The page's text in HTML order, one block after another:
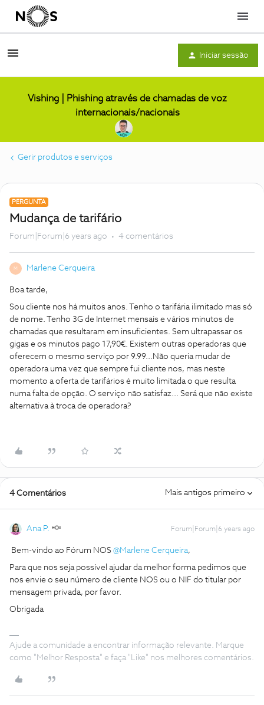
Menu
Iniciar sessão
Vishing | Phishing através de chamadas de voz
internacionais/nacionais
Gerir produtos e serviços
PERGUNTA
Mudança de tarifário
Forum|Forum|6 years ago 4 comentários
M Marlene Cerqueira
Boa tarde,
Sou cliente nos há muitos anos. Tenho o tarifária ilimitado mas só
de nome. Tenho 3G de Internet mensais e vários minutos de
chamadas que resultaram em insuficientes. Sem ultrapassar os
gigas e os minutos pago 17,90€. Existem outras operadoras que
oferecem o mesmo serviço por 9.99...Não queria mudar de
operadora uma vez que sempre fui cliente nos, mas neste
momento a oferta de tarifários é muito limitada o que resulta
numa falta de opção. O serviço não satisfaz... Será que não existe
alternativa à troca de operadora?
4 Comentários Mais antigos primeiro
Ana P. Forum|Forum|6 years ago
Bem-vindo ao Fórum NOS @Marlene Cerqueira,
Para que nos seja possível ajudar da melhor forma pedimos que
nos envie o seu número de cliente NOS ou o NIF do titular por
mensagem privada, por favor.
Obrigada
Ajude a comunidade a encontrar informação relevante. Marque
como "Melhor Resposta" e faça "Like" nos melhores comentários.